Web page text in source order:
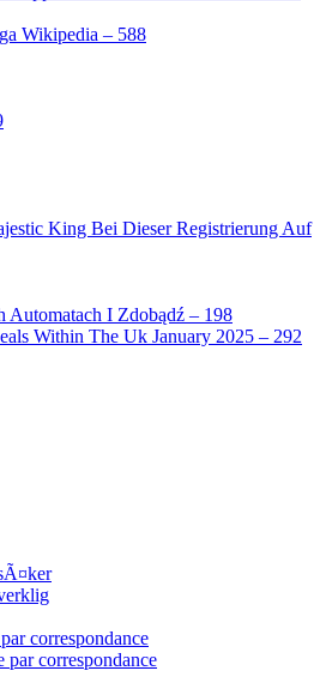
Wikipedia – 588
King Bei Dieser Registrierung Auf
Automatach I Zdobądź – 198
Within The Uk January 2025 – 292
correspondance
correspondance